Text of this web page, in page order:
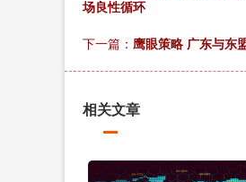
场良性循环
下一篇： 鹰眼策略 广东与东
相关文章